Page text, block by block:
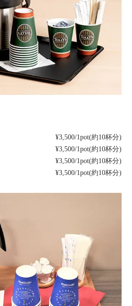
¥3,500/1pot(約10杯分)
¥3,500/1pot(約10杯分)
¥3,500/1pot(約10杯分)
¥3,500/1pot(約10杯分)